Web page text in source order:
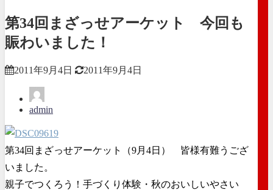
第34回まざっせアーケット 今回も
賑わいました！
2011年9月4日 2011年9月4日
admin
第34回まざっせアーケット（9月4日） 皆様有難うござ
いました。
親子でつくろう！手づくり体験・秋のおいしいやさい